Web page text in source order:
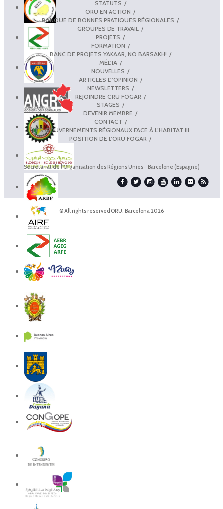
STATUTS
ORU EN ACTION
BANQUE DE BONNES PRATIQUES RÉGIONALES
GROUPES DE TRAVAIL
PROJETS
FORMATION
BANC DE PROJETS YAKAAR, NO BARSAKH!
MÉDIA
NOUVELLES
ARTICLES D’OPINION
NEWSLETTERS
REJOINDRE ORU FOGAR
STAGES
DEVENIR MEMBRE
CONTACT
LES GOUVERNEMENTS RÉGIONAUX FACE À L’HABITAT III.
POSITION DE L’ORU FOGAR
Secrétariat de l'Organisation des Régions Unies · Barcelone (Espagne)
© All rights reserved ORU. Barcelona 2026